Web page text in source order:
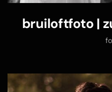
bruiloftfoto |